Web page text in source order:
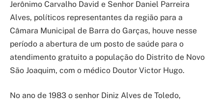
Jerônimo Carvalho David e Senhor Daniel Parreira
Alves, políticos representantes da região para a
Câmara Municipal de Barra do Garças, houve nesse
período a abertura de um posto de saúde para o
atendimento gratuito a população do Distrito de Novo
São Joaquim, com o médico Doutor Victor Hugo.
No ano de 1983 o senhor Diniz Alves de Toledo,